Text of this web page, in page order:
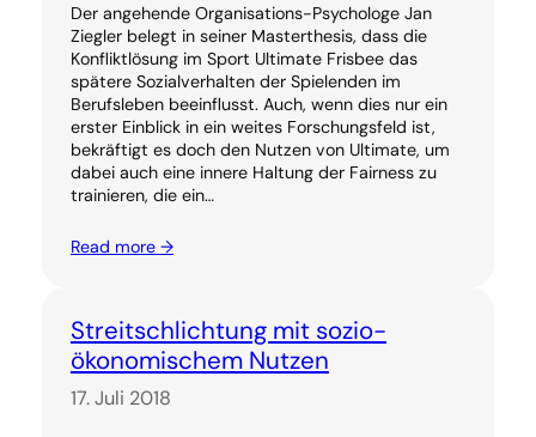
Der angehende Organisations-Psychologe Jan
Ziegler belegt in seiner Masterthesis, dass die
Konfliktlösung im Sport Ultimate Frisbee das
spätere Sozialverhalten der Spielenden im
Berufsleben beeinflusst. Auch, wenn dies nur ein
erster Einblick in ein weites Forschungsfeld ist,
bekräftigt es doch den Nutzen von Ultimate, um
dabei auch eine innere Haltung der Fairness zu
trainieren, die ein…
Read more →
Streitschlichtung mit sozio-
ökonomischem Nutzen
17. Juli 2018